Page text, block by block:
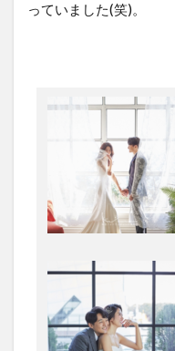
っていました(笑)。